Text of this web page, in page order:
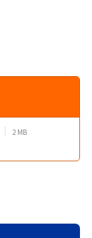
2 MB